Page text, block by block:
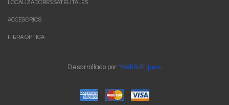
LOCALIZADORES SATELITALES
ACCESORIOS
FIBRA OPTICA
Desarrollado por: WebSoft-peru